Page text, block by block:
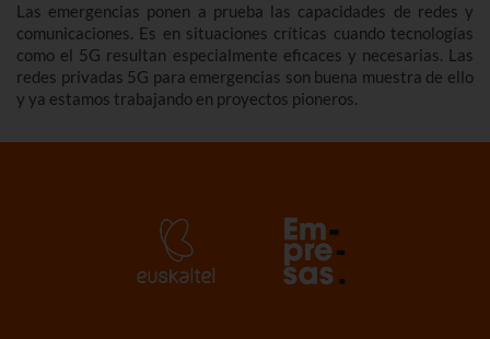
Las emergencias ponen a prueba las capacidades de redes y
comunicaciones. Es en situaciones críticas cuando tecnologías
como el 5G resultan especialmente eficaces y necesarias. Las
redes privadas 5G para emergencias son buena muestra de ello
y ya estamos trabajando en proyectos pioneros.